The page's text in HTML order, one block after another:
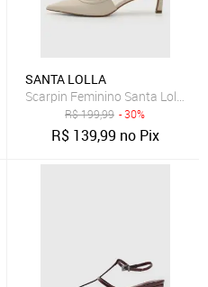
Couro Caramelo
SANTA LOLLA
Scarpin Feminino Santa Lolla
R$199,99 - 30%
R$ 139,99 no Pix